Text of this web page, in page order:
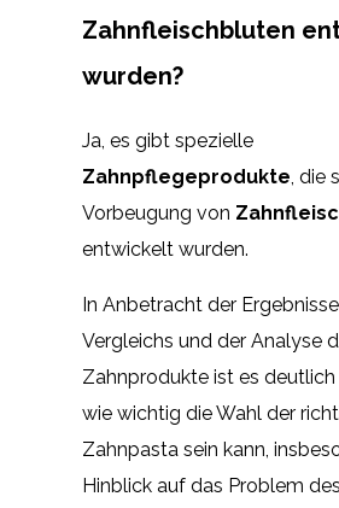
Zahnfleischbluten
wurden?
Ja, es gibt spezielle
Zahnpflegeprodukte, die
Vorbeugung von
entwickelt wurden.
In Anbetracht der
Vergleichs und der Analyse
Zahnprodukte ist es
wie wichtig die Wahl der
Zahnpasta sein kann,
Hinblick auf das Problem des